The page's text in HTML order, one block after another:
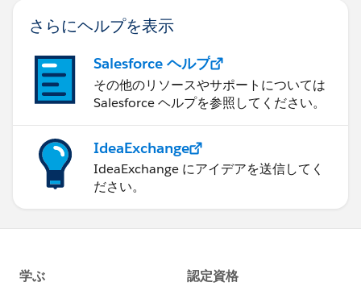
さらにヘルプを表示
Salesforce ヘルプ
その他のリソースやサポートについては
Salesforce ヘルプを参照してください。
IdeaExchange
IdeaExchange にアイデアを送信してく
ださい。